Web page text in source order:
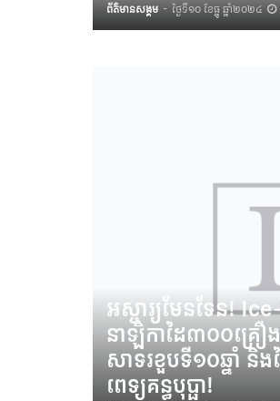
ព័ត៌មានសង្គម - ថ្ងៃទី១០ ខែធ្នូ ឆ្នាំ២០២៤
អស្ចារ្យមែនទែន!
នាឡិកាដៃ៣០០គ្រឿ
សាទរខួបទី១០ឆ្នាំ និង
ពេទ្យគន្ធបុប្ផា!